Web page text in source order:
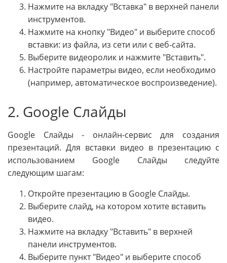
Нажмите на вкладку "Вставка" в верхней панели
инструментов.
Нажмите на кнопку "Видео" и выберите способ
вставки: из файла, из сети или с веб-сайта.
Выберите видеоролик и нажмите "Вставить".
Настройте параметры видео, если необходимо
(например, автоматическое воспроизведение).
2. Google Слайды
Google Слайды - онлайн-сервис для создания
презентаций. Для вставки видео в презентацию с
использованием Google Слайды следуйте
следующим шагам:
Откройте презентацию в Google Слайды.
Выберите слайд, на котором хотите вставить
видео.
Нажмите на вкладку "Вставить" в верхней
панели инструментов.
Выберите пункт "Видео" и выберите способ